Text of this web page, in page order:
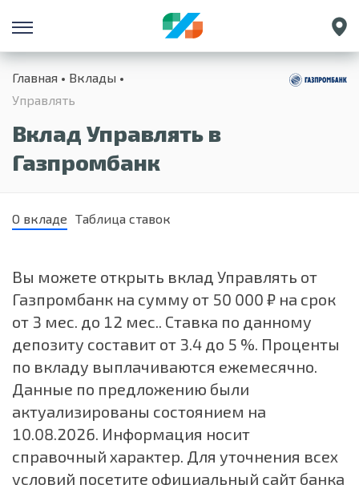
Санкт-Петербург
Екатеринбург
Нижний Новгород
Главная
Вклады
Управлять
Вклад Управлять в
Газпромбанк
О вкладе Таблица ставок
Вы можете открыть вклад Управлять от
Газпромбанк на сумму от 50 000 ₽ на срок
от 3 мес. до 12 мес.. Ставка по данному
депозиту составит от 3.4 до 5 %. Проценты
по вкладу выплачиваются ежемесячно.
Данные по предложению были
актуализированы состоянием на
10.08.2026. Информация носит
справочный характер. Для уточнения всех
условий посетите официальный сайт банка